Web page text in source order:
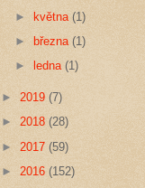
►
května(1)
►
března(1)
►
ledna (1)
► 2019 (7)
► 2018 (28)
► 2017 (59)
► 2016 (152)